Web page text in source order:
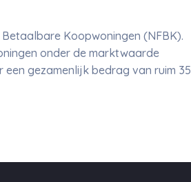
Koopwoningen (NFBK).
onder de marktwaarde
gezamenlijk bedrag van ruim 35